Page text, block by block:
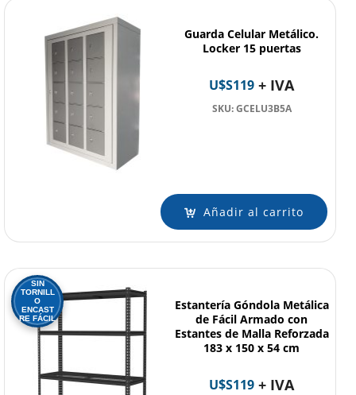
Guarda Celular Metálico.
Locker 15 puertas
U$S119 + IVA
SKU: GCELU3B5A
Añadir al carrito
SIN
TORNILL
O
ENCAST
RE FÁCIL
Estantería Góndola Metálica
de Fácil Armado con
Estantes de Malla Reforzada
183 x 150 x 54 cm
U$S119 + IVA